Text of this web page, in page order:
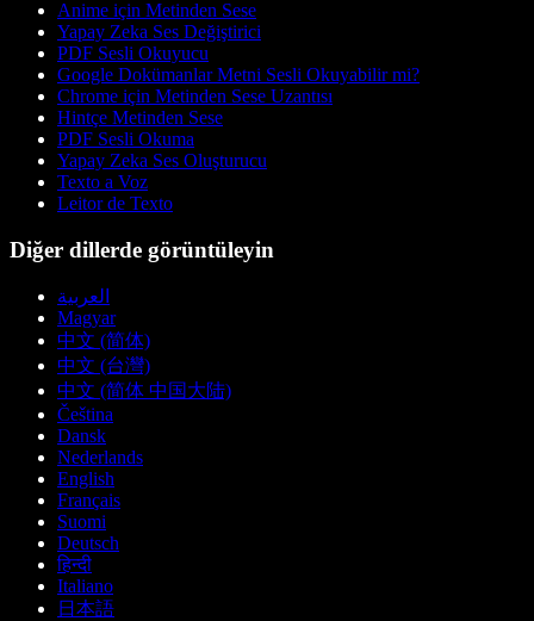
Anime için Metinden Sese
Yapay Zeka Ses Değiştirici
PDF Sesli Okuyucu
Google Dokümanlar Metni Sesli Okuyabilir mi?
Chrome için Metinden Sese Uzantısı
Hintçe Metinden Sese
PDF Sesli Okuma
Yapay Zeka Ses Oluşturucu
Texto a Voz
Leitor de Texto
Diğer dillerde görüntüleyin
العربية
Magyar
中文 (简体)
中文 (台灣)
中文 (简体 中国大陆)
Čeština
Dansk
Nederlands
English
Français
Suomi
Deutsch
हिन्दी
Italiano
日本語